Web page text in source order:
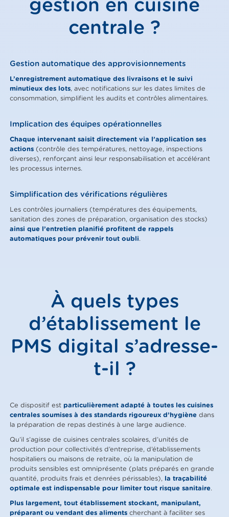
gestion en cuisine
centrale ?
Gestion automatique des approvisionnements
L’enregistrement automatique des livraisons et le suivi
minutieux des lots, avec notifications sur les dates limites de
consommation, simplifient les audits et contrôles alimentaires.
Implication des équipes opérationnelles
Chaque intervenant saisit directement via l’application ses
actions (contrôle des températures, nettoyage, inspections
diverses), renforçant ainsi leur responsabilisation et accélérant
les processus internes.
Simplification des vérifications régulières
Les contrôles journaliers (températures des équipements,
sanitation des zones de préparation, organisation des stocks)
ainsi que l’entretien planifié profitent de rappels
automatiques pour prévenir tout oubli.
À quels types
d’établissement le
PMS digital s’adresse-
t-il ?
Ce dispositif estparticulièrement adapté à toutes les cuisines
centrales soumises à des standards rigoureux d’hygiène dans
la préparation de repas destinés à une large audience.
Qu’il s’agisse de cuisines centrales scolaires, d’unités de
production pour collectivités d’entreprise, d’établissements
hospitaliers ou maisons de retraite, où la manipulation de
produits sensibles est omniprésente (plats préparés en grande
quantité, produits frais et denrées périssables), la traçabilité
optimale est indispensable pour limiter tout risque sanitaire.
Plus largement, tout établissement stockant, manipulant,
préparant ou vendant des aliments cherchant à faciliter ses